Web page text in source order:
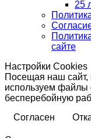
25
сайте
Настройки Cookies
Посещая наш сайт,
используем файлы
бесперебойную
Согласен